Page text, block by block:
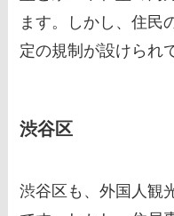
ます。しかし、住民
定の規制が設けられ
渋谷区
渋谷区も、外国人観